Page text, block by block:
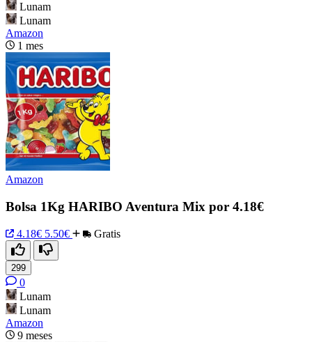
Lunam
Lunam
Amazon
1 mes
Amazon
Bolsa 1Kg HARIBO Aventura Mix por 4.18€
4.18€ 5.50€ Gratis
299
0
Lunam
Lunam
Amazon
9 meses